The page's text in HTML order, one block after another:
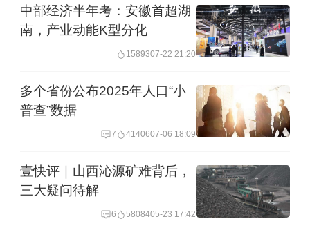
大、处置难度高、产量增长快的12种适
合道路工程应用的典型固废，结合道路
不同结构层位的应用要求，开展固化/稳
定剂等材料配合比试验，测试抗压强
度、抗剪强度等力学性能，根据测试结
果调整和优化材料配合比。建立了大宗
固废道路建设应用整体解决方案，有效
控制了固废应用的环境风险。
中部经济半年考：安徽首超湖
南，产业动能K型分化
1589307-22 21:20
多个省份公布2025年人口“小
普查”数据
7 4140607-06 18:09
壹快评｜山西沁源矿难背后，
三大疑问待解
6 5808405-23 17:42